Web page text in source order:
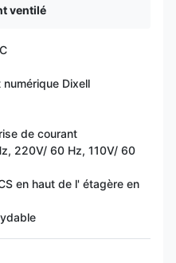
ventilé
Dixell
de courant
220V/ 60 Hz, 110V/ 60
en haut de l' étagère en